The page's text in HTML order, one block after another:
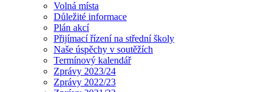
Volná místa
Důležité informace
Plán akcí
Přijímací řízení na střední školy
Naše úspěchy v soutěžích
Termínový kalendář
Zprávy 2023/24
Zprávy 2022/23